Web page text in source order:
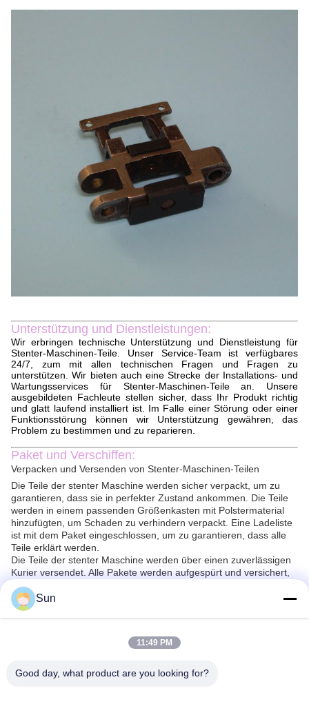
Unterstützung und Dienstleistungen:
Wir erbringen technische Unterstützung und Dienstleistung für
Stenter-Maschinen-Teile. Unser Service-Team ist verfügbares
24/7, zum mit allen technischen Fragen und Fragen zu
unterstützen. Wir bieten auch eine Strecke der Installations- und
Wartungsservices für Stenter-Maschinen-Teile an. Unsere
ausgebildeten Fachleute stellen sicher, dass Ihr Produkt richtig
und glatt laufend installiert ist. Im Falle einer Störung oder einer
Funktionsstörung können wir Unterstützung gewähren, das
Problem zu bestimmen und zu reparieren.
Paket und Verschiffen:
Verpacken und Versenden von Stenter-Maschinen-Teilen
Die Teile der stenter Maschine werden sicher verpackt, um zu
garantieren, dass sie in perfekter Zustand ankommen. Die Teile
werden in einem passenden Größenkasten mit Polstermaterial
hinzufügten, um Schaden zu verhindern verpackt. Eine Ladeliste
ist mit dem Paket eingeschlossen, um zu garantieren, dass alle
Teile erklärt werden.
Die Teile der stenter Maschine werden über einen zuverlässigen
Kurier versendet. Alle Pakete werden aufgespürt und versichert,
um sicherer Lieferung zu garantieren. Lieferfrist hängt vom
Bestimmungsort ab, aber die Pakete werden gewöhnlich
innerhalb 2-10 Tage geliefert.
Teilen?
Sun
11:49 PM
Good day, what product are you looking for?